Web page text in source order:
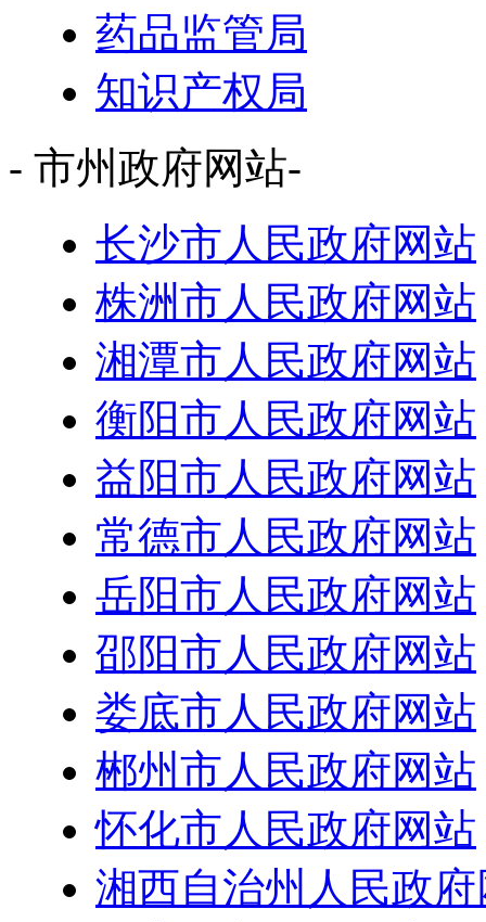
药品监管局
知识产权局
- 市州政府网站-
长沙市人民政府网站
株洲市人民政府网站
湘潭市人民政府网站
衡阳市人民政府网站
益阳市人民政府网站
常德市人民政府网站
岳阳市人民政府网站
邵阳市人民政府网站
娄底市人民政府网站
郴州市人民政府网站
怀化市人民政府网站
湘西自治州人民政